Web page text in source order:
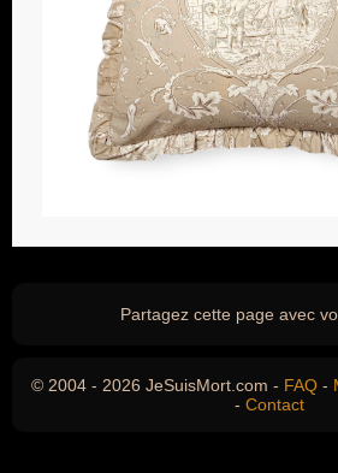
Partagez cette page avec
© 2004 - 2026 JeSuisMort.com - FAQ -
- Contact